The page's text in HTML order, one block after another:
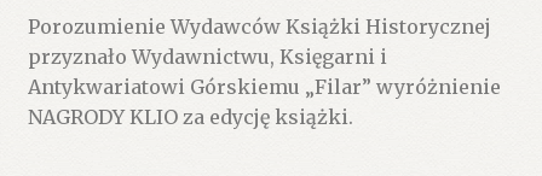
Porozumienie Wydawców Książki Historycznej
przyznało Wydawnictwu, Księgarni i
Antykwariatowi Górskiemu „Filar” wyróżnienie
NAGRODY KLIO za edycję książki.